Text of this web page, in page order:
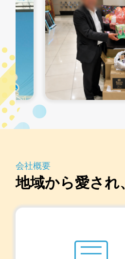
会社概要
地域から愛され、